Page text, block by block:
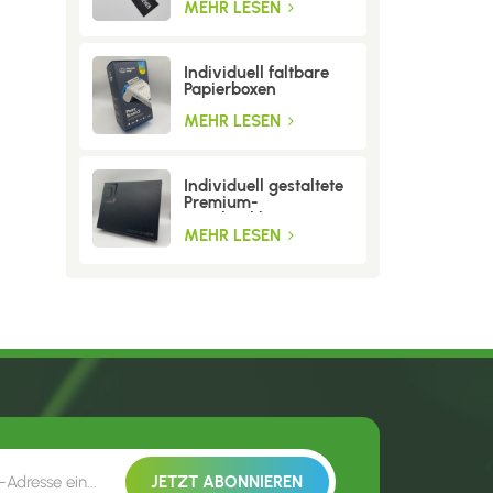
MEHR LESEN
Individuell faltbare
Papierboxen
MEHR LESEN
Individuell gestaltete
Premium-
Geschenkboxen aus
Wellpappe
MEHR LESEN